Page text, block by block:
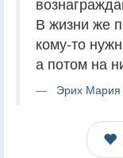
В жизни же
кому-то
а потом на
Эрих Мария